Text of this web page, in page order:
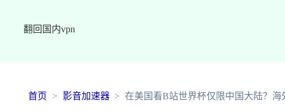
翻回国内vpn
首页 影音加速器 在美国看B站世界杯仅限中国大陆？